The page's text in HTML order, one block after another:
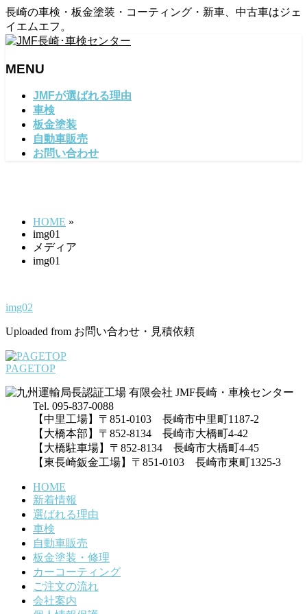
長崎の車検・板金塗装・コーティング・新車、中古車はジェ
イエムエフ。
MENU
JMFが選ばれる理由
車検
板金塗装
自動車販売
お問い合わせ
HOME »
img01
メディア
img01
img02
Uploaded from お問い合わせ・見積依頼
PAGETOP
Tel. 095-837-0088
【中里工場】〒851-0103 長崎市中里町1187-2
【大橋本部】〒852-8134 長崎市大橋町4-42
【大橋駐車場】〒852-8134 長崎市大橋町4-45
【東長崎鈑金工場】〒851-0103 長崎市東町1325-3
HOME
新着情報
選ばれる理由
車検
自動車販売
板金塗装・修理
カーコーティング
ご注文の流れ
会社案内